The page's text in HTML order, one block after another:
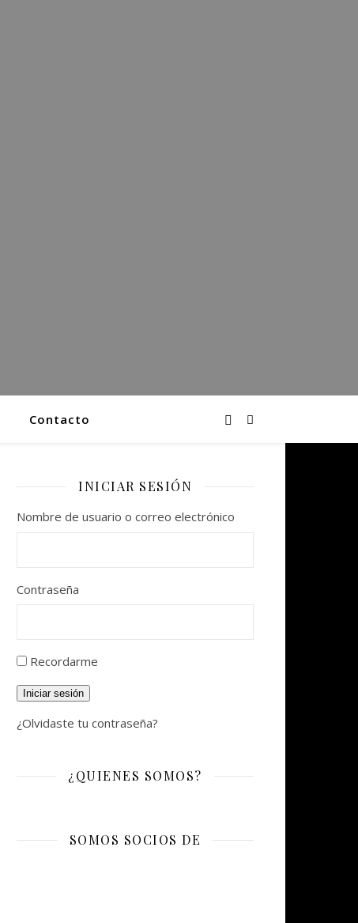
Contacto
INICIAR SESIÓN
Nombre de usuario o correo electrónico
Contraseña
Recordarme
Iniciar sesión
¿Olvidaste tu contraseña?
¿QUIENES SOMOS?
SOMOS SOCIOS DE